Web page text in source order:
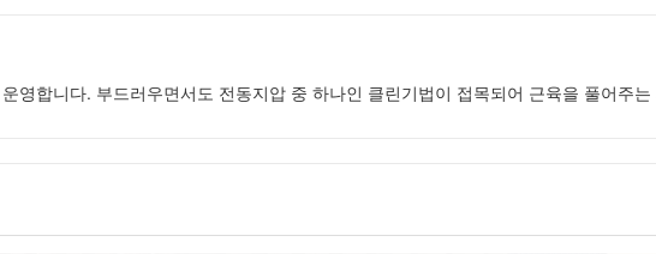
영합니다. 부드러우면서도 전동지압 중 하나인 클린기법이 접목되어 근육을 풀어주는